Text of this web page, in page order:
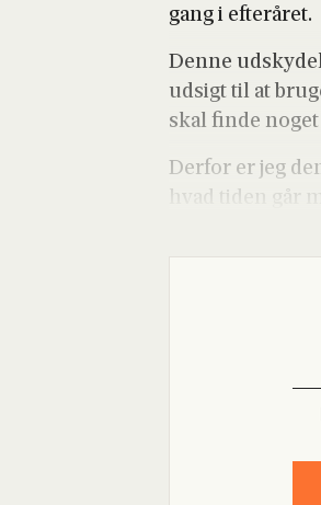
gang i efter­å­ret.
Den­ne
udsigt til at
skal fin­de
Der­for er jeg
hvad tiden går